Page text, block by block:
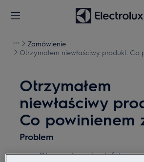
Zamówienie
Otrzymałem niewłaściwy produkt. Co
Otrzymałem
niewłaściwy
Co powinienem
Problem
Otrzymałem niewłaściwy